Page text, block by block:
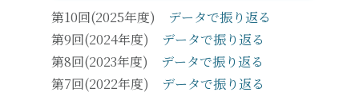
第10回(2025年度) データで振り返る
第9回(2024年度) データで振り返る
第8回(2023年度) データで振り返る
第7回(2022年度) データで振り返る